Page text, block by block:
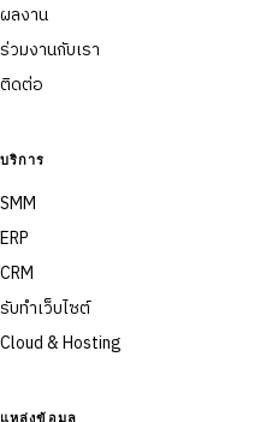
ผลงาน
ร่วมงานกับเรา
ติดต่อ
บริการ
SMM
ERP
CRM
รับทำเว็บไซต์
Cloud & Hosting
แหล่งข้อมูล